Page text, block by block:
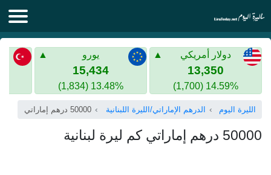
الليرة اليوم
الليرة السورية
الذهب في سوريا
الليرة التركية
الليرة التركية
الذهب في تركيا
اليورو الى الليرة التركية
دولار أمريكي
13,350
14.59% (1,700)
يورو
15,434
13.48% (1,834)
الليرة اليوم الدرهم الإماراتي/الليرة اللبنانية 50000 درهم إماراتي
50000 درهم إماراتي كم ليرة لبنانية